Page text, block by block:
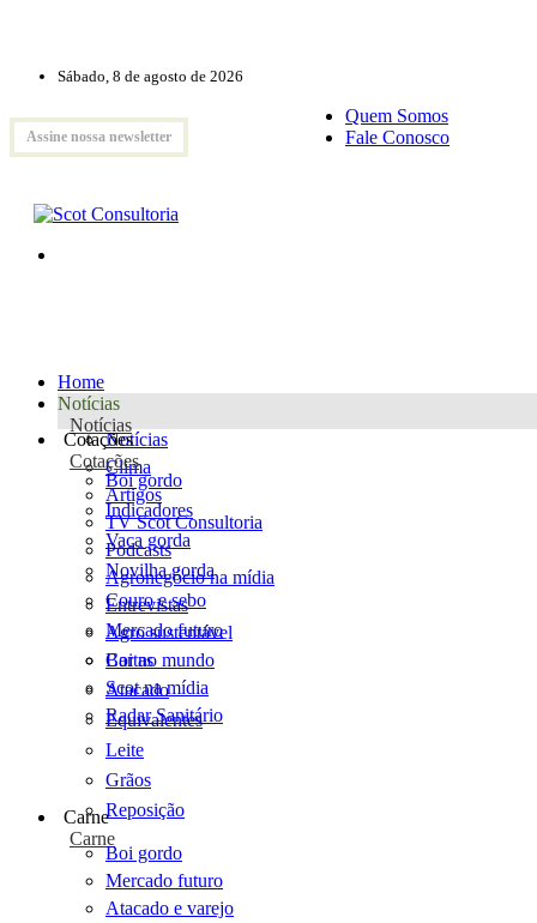
Sábado, 8 de agosto de 2026
Assine nossa newsletter
Quem Somos
Fale Conosco
Home
Notícias
Notícias
Notícias
Clima
Artigos
TV Scot Consultoria
Podcasts
Agronegócio na mídia
Entrevistas
Agro sustentável
Cartas
Scot na mídia
Radar Sanitário
Cotações
Cotações
Boi gordo
Indicadores
Vaca gorda
Novilha gorda
Couro e sebo
Mercado futuro
Boi no mundo
Atacado
Equivalentes
Leite
Grãos
Reposição
Carne
Carne
Boi gordo
Mercado futuro
Atacado e varejo